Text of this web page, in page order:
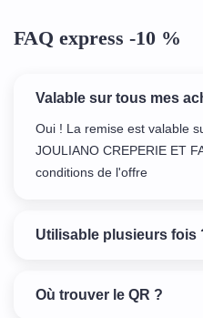
FAQ express -10 %
Valable sur tous mes
Oui ! La remise est valable
JOULIANO CREPERIE ET
conditions de l'offre
Utilisable plusieurs fois
Où trouver le QR ?